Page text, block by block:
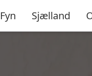
Fyn Sjælland